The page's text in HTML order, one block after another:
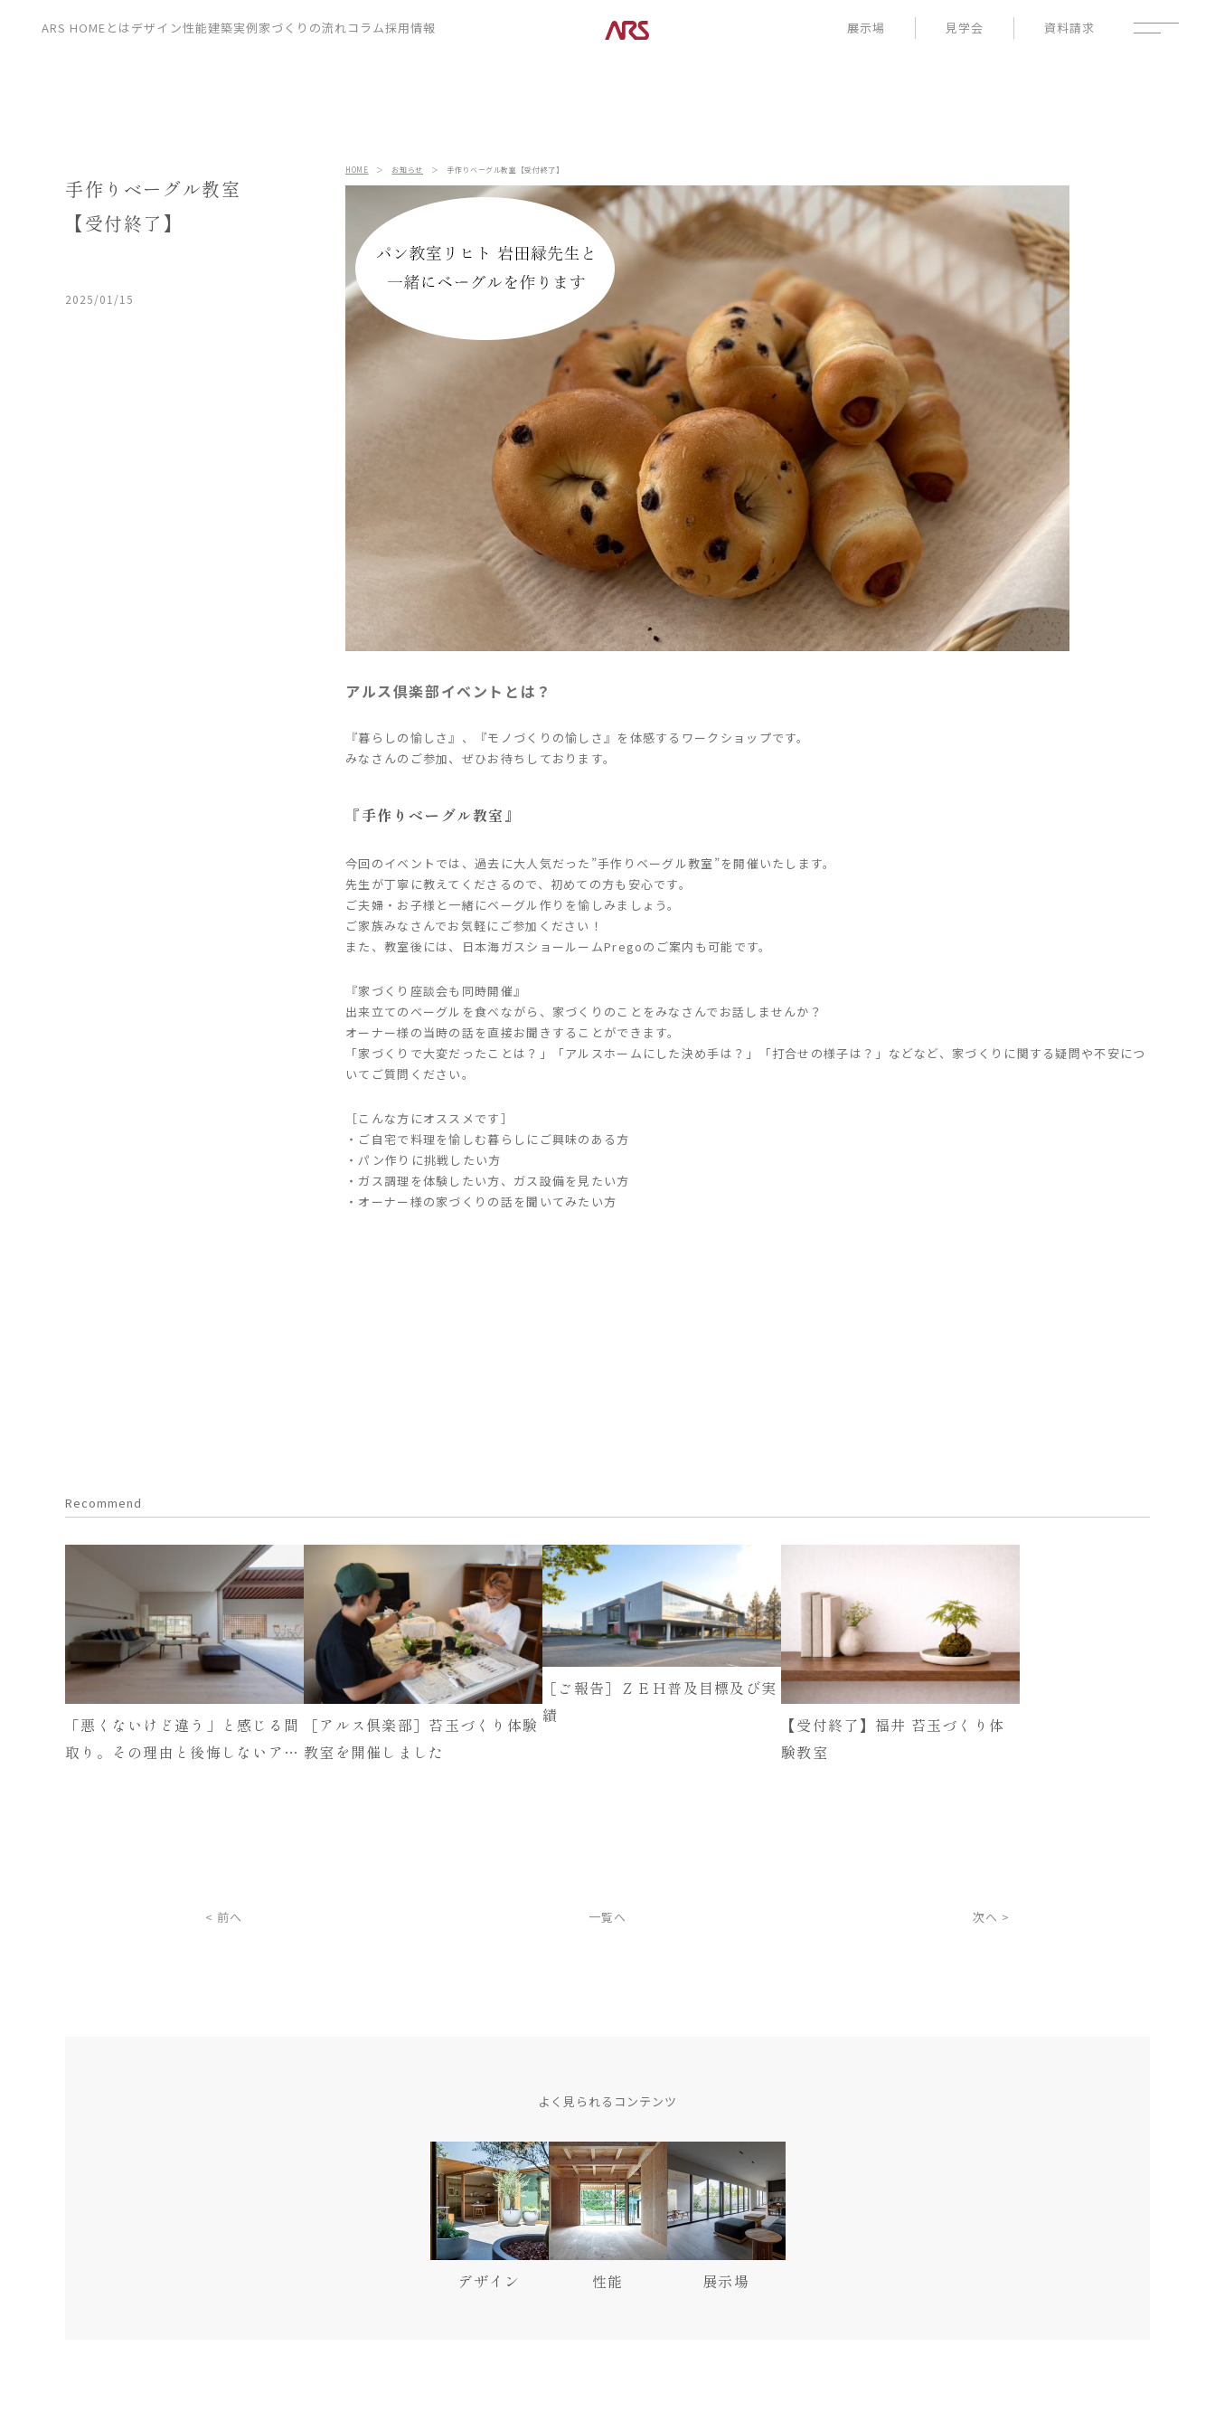
ARS HOMEとはデザイン性能建築実例家づくりの流れコラム採用情報 展示場 見学会 資料請求
展示場
POSTS
コラム インタビュー 土地情報 お知らせ ブログ
手作りベーグル教室
【受付終了】
2025/01/15
HOME ＞ お知らせ ＞ 手作りベーグル教室【受付終了】
アルス倶楽部イベントとは？
『暮らしの愉しさ』、『モノづくりの愉しさ』を体感するワークショップです。
みなさんのご参加、ぜひお待ちしております。
『手作りベーグル教室』
今回のイベントでは、過去に大人気だった”手作りベーグル教室”を開催いたします。
先生が丁寧に教えてくださるので、初めての方も安心です。
ご夫婦・お子様と一緒にベーグル作りを愉しみましょう。
ご家族みなさんでお気軽にご参加ください！
また、教室後には、日本海ガスショールームPregoのご案内も可能です。
『家づくり座談会も同時開催』
出来立てのベーグルを食べながら、家づくりのことをみなさんでお話しませんか？
オーナー様の当時の話を直接お聞きすることができます。
「家づくりで大変だったことは？」「アルスホームにした決め手は？」「打合せの様子は？」などなど、家づくりに関する疑問や不安につ
いてご質問ください。
［こんな方にオススメです］
・ご自宅で料理を愉しむ暮らしにご興味のある方
・パン作りに挑戦したい方
・ガス調理を体験したい方、ガス設備を見たい方
・オーナー様の家づくりの話を聞いてみたい方
Recommend
「悪くないけど違う」と感じる間
取り。その理由と後悔しないアル
［アルス倶楽部］苔玉づくり体験
教室を開催しました
［ご報告］ＺＥＨ普及目標及び実
績
【受付終了】福井 苔玉づくり体
験教室
< 前へ 一覧へ 次へ >
よく見られるコンテンツ
デザイン 性能 展示場